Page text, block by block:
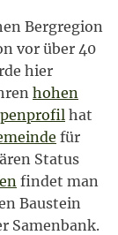
Bergregion
vor über 40
hier
hohen
hat
für
Status
findet man
Baustein
Samenbank.